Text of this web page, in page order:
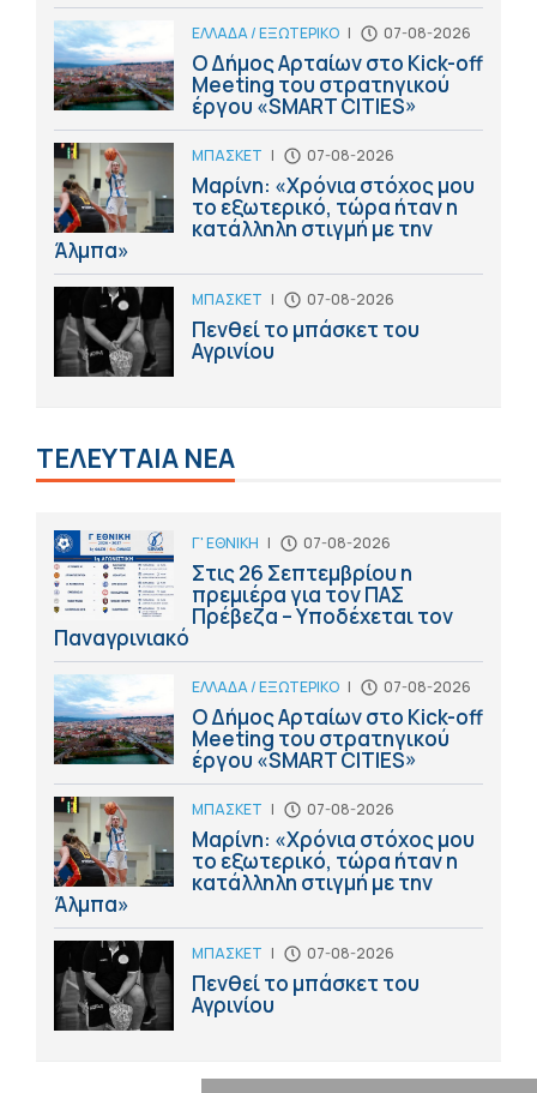
ΕΛΛΑΔΑ / ΕΞΩΤΕΡΙΚΟ | 07-08-2026
Ο Δήμος Αρταίων στο Kick-off
Meeting του στρατηγικού
έργου «SMART CITIES»
ΜΠΑΣΚΕΤ | 07-08-2026
Μαρίνη: «Χρόνια στόχος μου
το εξωτερικό, τώρα ήταν η
κατάλληλη στιγμή με την
Άλμπα»
ΜΠΑΣΚΕΤ | 07-08-2026
Πενθεί το μπάσκετ του
Αγρινίου
ΤΕΛΕΥΤΑΙΑ ΝΕΑ
Γ' ΕΘΝΙΚΗ | 07-08-2026
Στις 26 Σεπτεμβρίου η
πρεμιέρα για τον ΠΑΣ
Πρέβεζα – Υποδέχεται τον
Παναγρινιακό
ΕΛΛΑΔΑ / ΕΞΩΤΕΡΙΚΟ | 07-08-2026
Ο Δήμος Αρταίων στο Kick-off
Meeting του στρατηγικού
έργου «SMART CITIES»
ΜΠΑΣΚΕΤ | 07-08-2026
Μαρίνη: «Χρόνια στόχος μου
το εξωτερικό, τώρα ήταν η
κατάλληλη στιγμή με την
Άλμπα»
ΜΠΑΣΚΕΤ | 07-08-2026
Πενθεί το μπάσκετ του
Αγρινίου